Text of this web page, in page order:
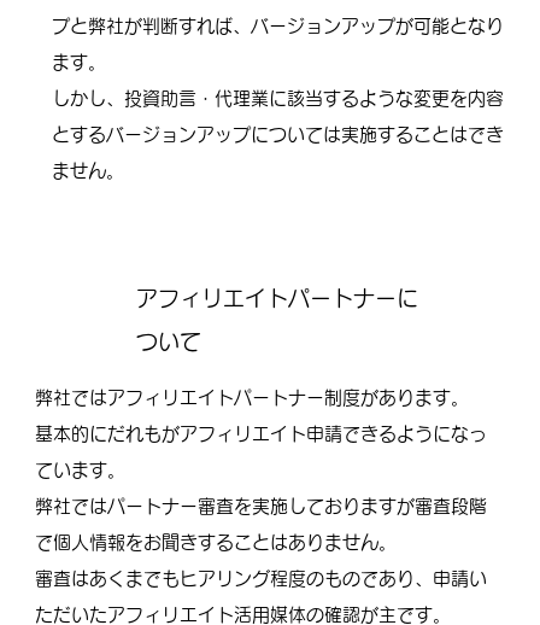
プと弊社が判断すれば、バージョンアップが可能となり
ます。
しかし、投資助言・代理業に該当するような変更を内容
とするバージョンアップについては実施することはでき
ません。​
アフィリエイトパートナーに
ついて
弊社ではアフィリエイトパートナー制度があります。
基本的にだれもがアフィリエイト申請できるようになっ
ています。
弊社ではパートナー審査を実施しておりますが審査段階
で個人情報をお聞きすることはありません。
審査はあくまでもヒアリング程度のものであり、申請い
ただいたアフィリエイト活用媒体の確認が主です。